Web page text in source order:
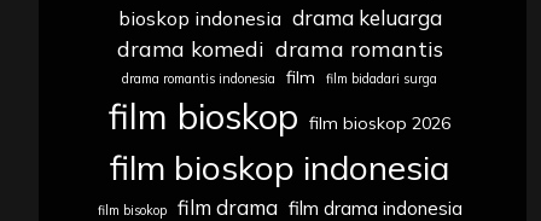
bioskop indonesia drama keluarga
drama komedi drama romantis
drama romantis indonesia film film bidadari surga
film bioskop film bioskop 2026
film bioskop indonesia
film bisokop film drama film drama indonesia